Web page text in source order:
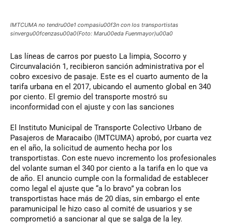
IMTCUMA no tendru00e1 compasiu00f3n con los transportistas
sinvergu00fcenzasu00a0(Foto: Maru00eda Fuenmayor)u00a0
Las líneas de carros por puesto La limpia, Socorro y
Circunvalación 1, recibieron sanción administrativa por el
cobro excesivo de pasaje. Este es el cuarto aumento de la
tarifa urbana en el 2017, ubicando el aumento global en 340
por ciento. El gremio del transporte mostró su
inconformidad con el ajuste y con las sanciones
El Instituto Municipal de Transporte Colectivo Urbano de
Pasajeros de Maracaibo (IMTCUMA) aprobó, por cuarta vez
en el año, la solicitud de aumento hecha por los
transportistas. Con este nuevo incremento los profesionales
del volante suman el 340 por ciento a la tarifa en lo que va
de año. El anuncio cumple con la formalidad de establecer
como legal el ajuste que “a lo bravo” ya cobran los
transportistas hace más de 20 días, sin embargo el ente
paramunicipal le hizo caso al comité de usuarios y se
comprometió a sancionar al que se salga de la ley.